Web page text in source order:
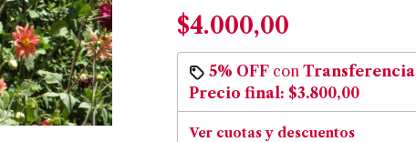
$4.000,00
5% OFFcon Transferencia
Precio final: $3.800,00
Ver cuotas y descuentos